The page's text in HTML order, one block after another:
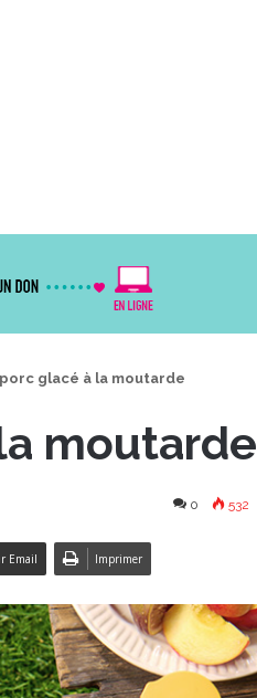
glacé à la moutarde
moutarde
0 532
Email Imprimer